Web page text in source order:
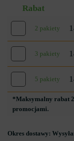
Rabat
2 pakiety
3 pakiety
5 pakiety
*Maksymalny rabat
promocjami.
Okres dostawy: